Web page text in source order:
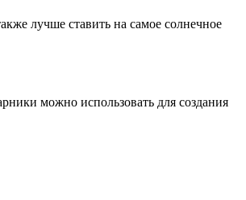
лучше ставить на самое солнечное
можно использовать для создания